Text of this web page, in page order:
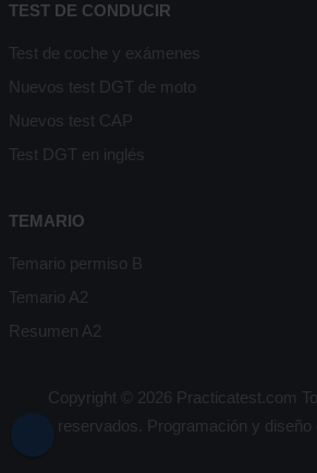
TEST DE CONDUCIR
Test de coche y exámenes
Nuevos test DGT de moto
Nuevos test CAP
Test DGT en inglés
TEMARIO
Temario permiso B
Temario A2
Resumen A2
Copyright © 2026 Practicatest.com
reservados. Programación y diseño